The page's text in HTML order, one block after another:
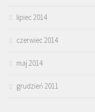
lipiec 2014
czerwiec 2014
maj 2014
grudzień 2011